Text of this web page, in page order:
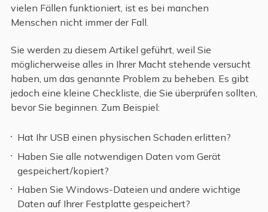
vielen Fällen funktioniert, ist es bei manchen
Menschen nicht immer der Fall.
Sie werden zu diesem Artikel geführt, weil Sie
möglicherweise alles in Ihrer Macht stehende versucht
haben, um das genannte Problem zu beheben. Es gibt
jedoch eine kleine Checkliste, die Sie überprüfen sollten,
bevor Sie beginnen. Zum Beispiel:
Hat Ihr USB einen physischen Schaden erlitten?
Haben Sie alle notwendigen Daten vom Gerät
gespeichert/kopiert?
Haben Sie Windows-Dateien und andere wichtige
Daten auf Ihrer Festplatte gespeichert?